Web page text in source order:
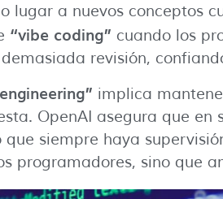
lugar a nuevos conceptos
“vibe coding” cuando los
revisión,
implica
OpenAI asegura que en
siempre haya
programadores, sino que